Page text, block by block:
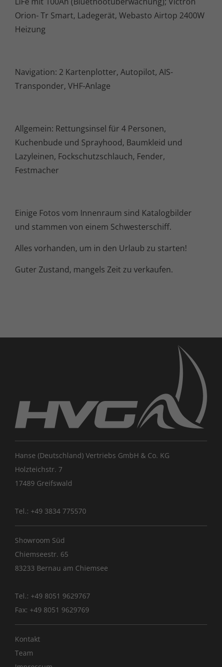
Orion- Tr Smart, Ladegerät, Webasto Airtop 2400W
Heizung
Navigation: 2 Kartenplotter, Autopilot, AIS-
Transponder, VHF-Anlage
Allgemein: Rettungsinsel für 4 Personen,
Kuchenbude und Sprayhood, Baumkleid und
Lazyleinen, Fockschutzschlauch, Fender,
Festmacher
Einige Fotos vom Innenraum sind Katalogbilder
und stammen von einem Schwesterschiff.
Alles vorhanden, um in den Urlaub zu starten!
Guter Zustand, mangels Zeit zu verkaufen.
Hanse (Deutschland) Vertriebs GmbH & Co. KG
Holzteichstr. 7
17489 Greifswald
Tel.: +49 3834 775570
Showroom Süd
Chiemseestr. 65
83233 Bernau am Chiemsee
Tel.: +49 8051 9629767
Fax: +49 8051 9629769
Kontakt
Team